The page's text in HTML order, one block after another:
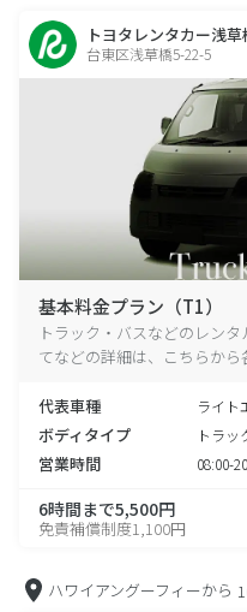
トヨタレンタカー浅草
台東区浅草橋5-22-5
基本料金プラン（T1）
トラック・バスなどのレン
てなどの詳細は、こちらから
代表車種 ライト
ボディタイプ トラッ
営業時間 08:00-
6時間まで5,500円
免責補償制度1,100円
ハワイアングーフィーから